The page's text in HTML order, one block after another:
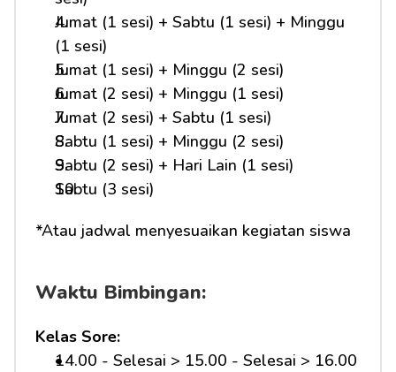
Jumat (1 sesi) + Sabtu (1 sesi) + Minggu
(1 sesi)
Jumat (1 sesi) + Minggu (2 sesi)
Jumat (2 sesi) + Minggu (1 sesi)
Jumat (2 sesi) + Sabtu (1 sesi)
Sabtu (1 sesi) + Minggu (2 sesi)
Sabtu (2 sesi) + Hari Lain (1 sesi)
Sabtu (3 sesi)
*Atau jadwal menyesuaikan kegiatan siswa
Waktu Bimbingan:
Kelas Sore:
14.00 - Selesai > 15.00 - Selesai > 16.00